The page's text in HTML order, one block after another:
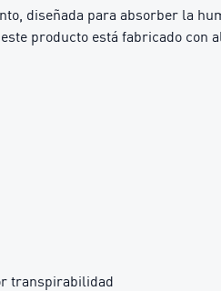
diseñada para absorber la
producto está fabricado
transpirabilidad